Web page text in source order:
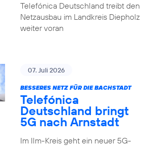
Telefónica Deutschland treibt den
Netzausbau im Landkreis Diepholz
weiter voran
07. Juli 2026
BESSERES NETZ FÜR DIE BACHSTADT
Telefónica
Deutschland bringt
5G nach Arnstadt
Im Ilm-Kreis geht ein neuer 5G-